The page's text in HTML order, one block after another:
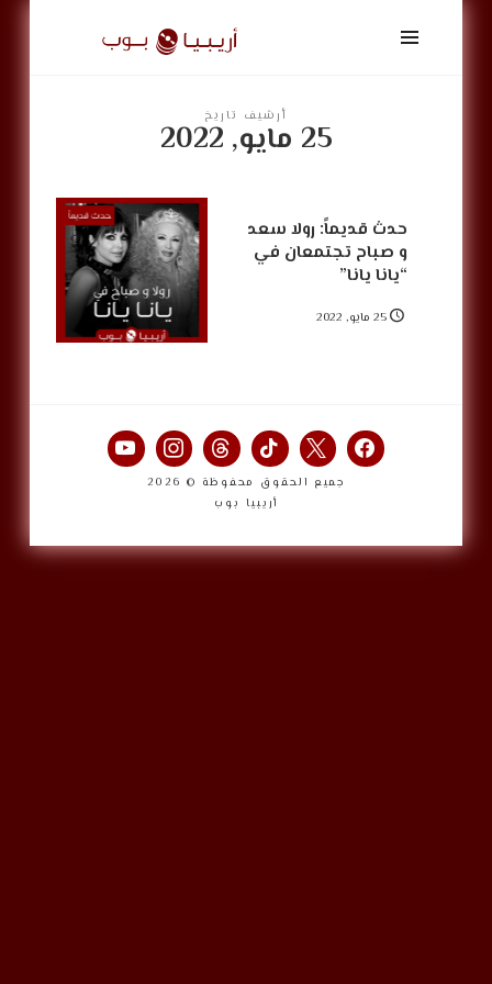
أريبيا
بوب
ArabiaPopأرشيف تاريخ
25 مايو, 2022
حدث قديماً: رولا سعد
و صباح تجتمعان في
“يانا يانا”
25 مايو, 2022
جميع الحقوق محفوظة © 2026
أريبيا بوب